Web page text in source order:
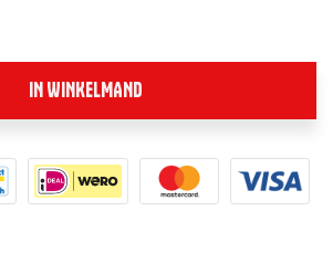
IN WINKELMAND